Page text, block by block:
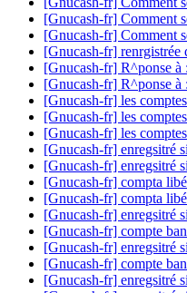
[Gnucash-fr] Comment
[Gnucash-fr] Comment
[Gnucash-fr] renrgistrée
[Gnucash-fr] R^ponse
[Gnucash-fr] R^ponse
[Gnucash-fr] les
[Gnucash-fr] les
[Gnucash-fr] les
[Gnucash-fr] enregsitré
[Gnucash-fr] enregsitré
[Gnucash-fr] compta
[Gnucash-fr] compta
[Gnucash-fr] enregsitré
[Gnucash-fr] compte
[Gnucash-fr] enregsitré
[Gnucash-fr] compte
[Gnucash-fr] enregsitré